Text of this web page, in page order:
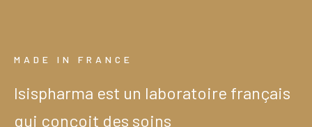
MADE IN FRANCE
Isispharma est un laboratoire français
qui conçoit des soins